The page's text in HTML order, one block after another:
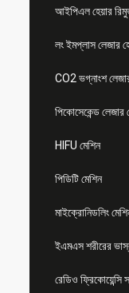
আইপিএল হেয়ার
লং ইমপ্লাস লেজার
CO2 ভগ্নাংশ
পিকোসেকেন্ড লেজার
HIFU মেশিন
পিডিটি মেশিন
মাইক্রোনিডলিং
ইএমএস শরীরের
রেডিও ফ্রিকোয়েন্সি